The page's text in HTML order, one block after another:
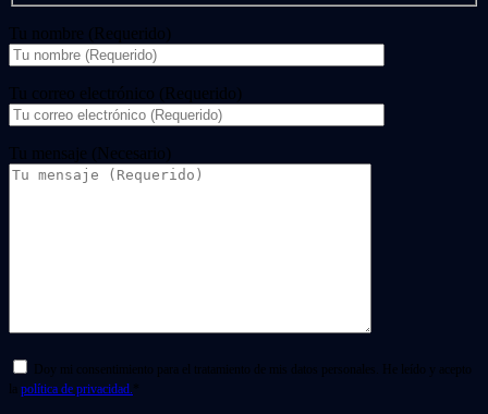
Tu nombre (Requerido)
Tu correo electrónico (Requerido)
Tu mensaje (Necesario)
Doy mi consentimiento para el tratamiento de mis datos personales. He leído y acepto
la política de privacidad. *